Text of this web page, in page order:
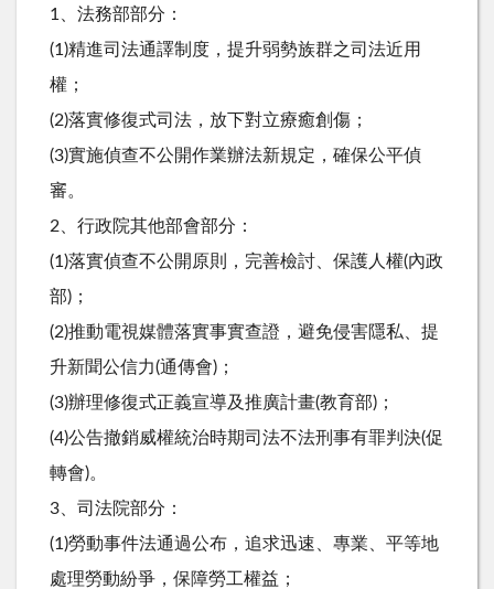
1、法務部部分：
(1)精進司法通譯制度，提升弱勢族群之司法近用
權；
(2)落實修復式司法，放下對立療癒創傷；
(3)實施偵查不公開作業辦法新規定，確保公平偵
審。
2、行政院其他部會部分：
(1)落實偵查不公開原則，完善檢討、保護人權(內政
部)；
(2)推動電視媒體落實事實查證，避免侵害隱私、提
升新聞公信力(通傳會)；
(3)辦理修復式正義宣導及推廣計畫(教育部)；
(4)公告撤銷威權統治時期司法不法刑事有罪判決(促
轉會)。
3、司法院部分：
(1)勞動事件法通過公布，追求迅速、專業、平等地
處理勞動紛爭，保障勞工權益；